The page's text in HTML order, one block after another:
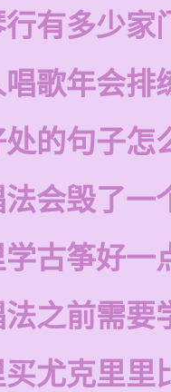
有多少家
歌年会排
的句子怎
会毁了一
古筝好一
之前需要
尤克里里